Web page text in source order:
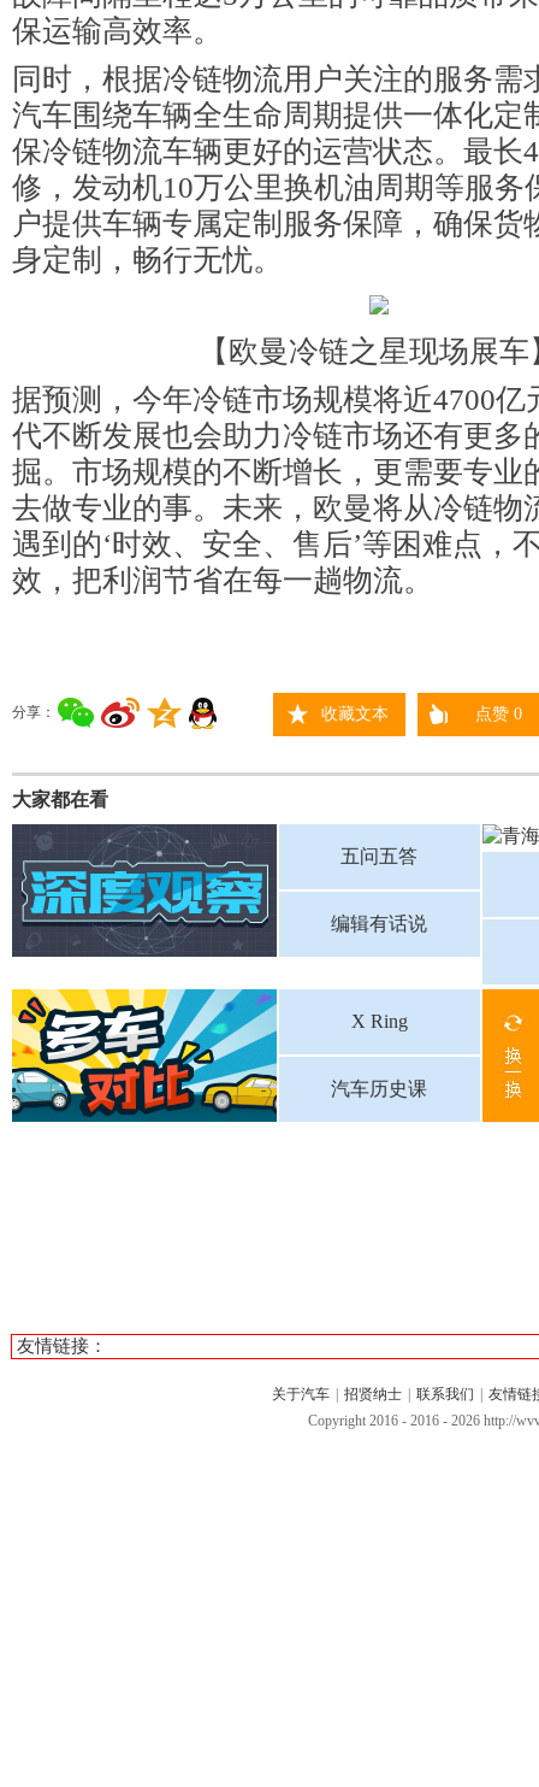
保运输高效率。
同时，根据冷链物流用户关注的服务需
汽车围绕车辆全生命周期提供一体化定
保冷链物流车辆更好的运营状态。最长
修，发动机10万公里换机油周期等服务
户提供车辆专属定制服务保障，确保货
身定制，畅行无忧。
【欧曼冷链之星现场展车
据预测，今年冷链市场规模将近4700亿
代不断发展也会助力冷链市场还有更多
掘。市场规模的不断增长，更需要专业
去做专业的事。未来，欧曼将从冷链物
遇到的‘时效、安全、售后’等困难点，
效，把利润节省在每一趟物流。
分享： 收藏文本 点赞0
大家都在看
五问五答
编辑有话说
X Ring
汽车历史课
友情链接：
关于汽车 招贤纳士 联系我们
友情链
Copyright 2016 - 2016 -2026 http://